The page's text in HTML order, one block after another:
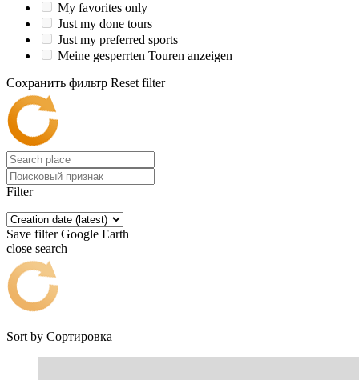
My favorites only
Just my done tours
Just my preferred sports
Meine gesperrten Touren anzeigen
Сохранить фильтр Reset filter
Filter
Save filter Google Earth
close search
Sort by Сортировка